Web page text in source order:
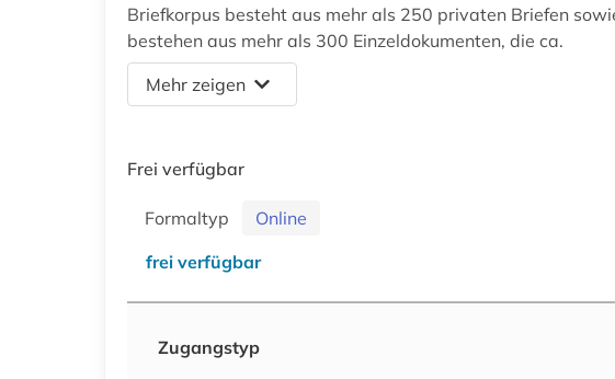
Briefkorpus besteht aus mehr als 250 privaten Briefen
bestehen aus mehr als 300 Einzeldokumenten, die ca.
Mehr zeigen
Frei verfügbar
Formaltyp
Online
frei verfügbar
Zugangstyp